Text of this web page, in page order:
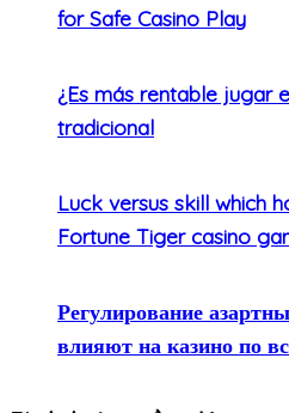
for Safe Casino Play
¿Es más rentable jugar
tradicional
Luck versus skill which
Fortune Tiger casino
Регулирование
влияют на казино по